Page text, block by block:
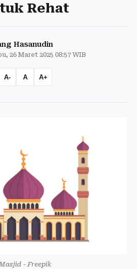
Rehat
Hasanudin
26 Maret 2025 08:57 WIB
A- A A+
- Freepik